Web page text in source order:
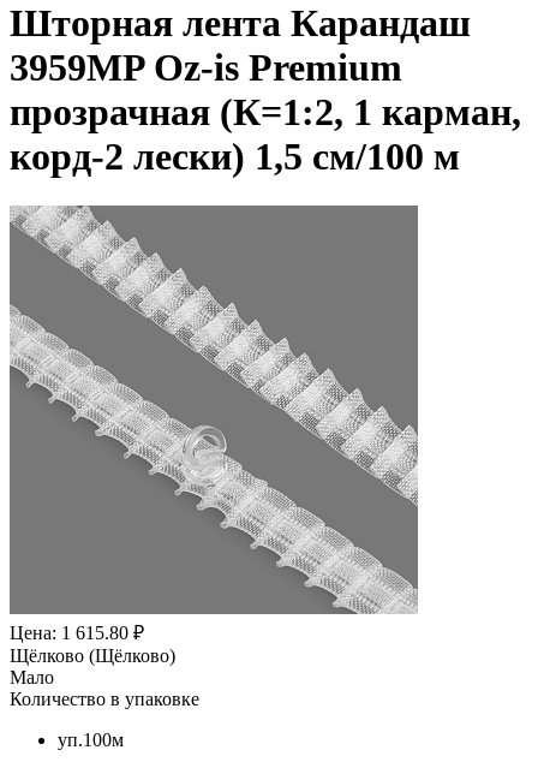
Шторная лента Карандаш
3959MP Oz-is Premium
прозрачная (К=1:2, 1 карман,
корд-2 лески) 1,5 см/100 м
Цена: 1 615.80 ₽
Щёлково (Щёлково)
Мало
Количество в упаковке
уп.100м